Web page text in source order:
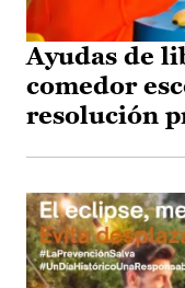
Ayudas de
comedor
resolución